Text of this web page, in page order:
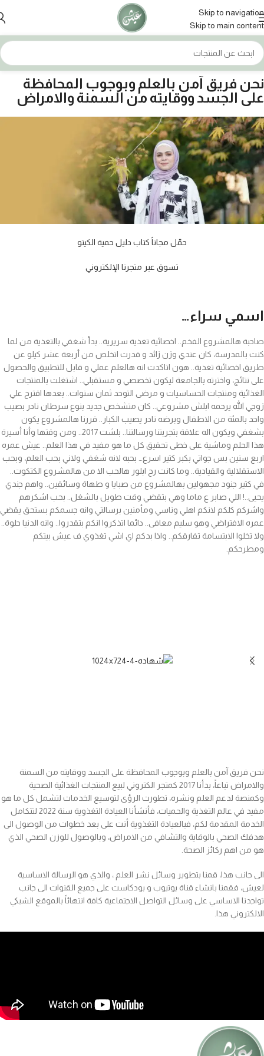
Skip to navigation
Skip to main content
نحن فريق آمن بالعلم وبوجوب المحافظة
على الجسد ووقايته من السمنة والامراض
حمّل مجاناً كتاب دليل حمية الكيتو
تسوق عبر متجرنا الإلكتروني
اسمي سراء…
صاحبة هالمشروع الفخم.. اخصائية تغذية سريرية.. بدأ شغفي بالتغذية من لما
كنت بالمدرسة، كان عندي وزن زائد و قدرت اتخلص من أربعة عشر كيلو عن
طريق اخصائية تغذية.. هون اتاكدت انه هالعلم عملي و قابل للتطبيق والحصول
على نتائج، واخترته بالجامعة ليكون تخصصي و مستقبلي.. اشتغلت بالمنتجات
الغذائية ومنتجات الحساسيات و مرضى التوحد ثمان سنوات.. بعدها اقترح علي
زوجي الله يرحمه ابلش مشروعي.. كان متشخص جديد بنوع سرطان نادر بصيب
واحد بالمئة من الاطفال وبرضه نادر يصيب الكبار.. قررنا هالمشروع يكون
بشغفي ويكون اله علاقة بتجربتنا ورسالتنا.. بلشت 2017.. ومن وقتها وأنا أسيرة
هذا الحلم وماشية على خطى تحقيق كل ما هو مفيد في هذا العلم.. عيش عمره
اربع سنين بس جواتي بكبر كتير اسرع… بحبه لانه شغفي ولاني بحب العلم، وبحب
الاستقلالية والقيادية.. وما كانت رح ابلور هالحب الا من هالمشروع الكتكوت..
في كتير جنود مجهولين بهالمشروع من صبايا و طهاة وسائقين.. واهم جندي
يحيى..! اللي صابر ع ماما وهي بتقضي وقت طويل بالشغل.. بحب اشكرهم
واشركم كلكم لانكم اهلي وناسي ومأمنين برسالتي وانه جسمكم بستحق يقضي
عمره الافتراضي وهو سليم معافى.. دائما اتذكروا انكم بتقدروا.. وانه الدنيا حلوة..
ولا تخلوا الابتسامة تفارقكم.. واذا بدكم اي اشي تغذوي ف عيش بيتكم
ومطرحكم.
نحن فريق آمن بالعلم وبوجوب المحافظة على الجسد ووقايته من السمنة
والامراض تباعاً، بدأنا 2017 كمتجر الكتروني لبيع المنتجات الغذائية الصحية
وكمنصة لدعم العلم ونشره، تطورت الرؤى لتوسيع الخدمات لتشمل كل ما هو
مفيد في عالم التغذية والحميات، فأنشأنا العيادة التغذوية سنة 2022 لتتكامل
الخدمة المقدمة لكم، فبالعيادة التغذوية أنت على بعد خطوات من الوصول الى
هدفك الصحي بالوقاية والتشافي من الامراض، وبالوصول للوزن الصحي الذي
هو من اهم ركائز الصحة.
الى جانب هذا، قمنا بتطوير وسائل نشر العلم ، والذي هو الرسالة الاساسية
لعيش، فقمنا بانشاء قناة يوتيوب و بودكاست على جميع القنوات الى جانب
تواجدنا الاساسي على وسائل التواصل الاجتماعية كافة انتهائاً بالموقع الشبكي
الالكتروني هذا.